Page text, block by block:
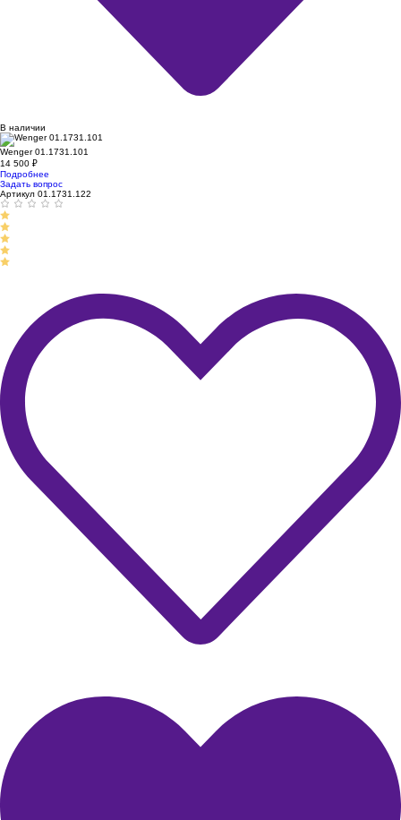
В наличии
Wenger 01.1731.101
14 500 ₽
Подробнее
Задать вопрос
Артикул 01.1731.122